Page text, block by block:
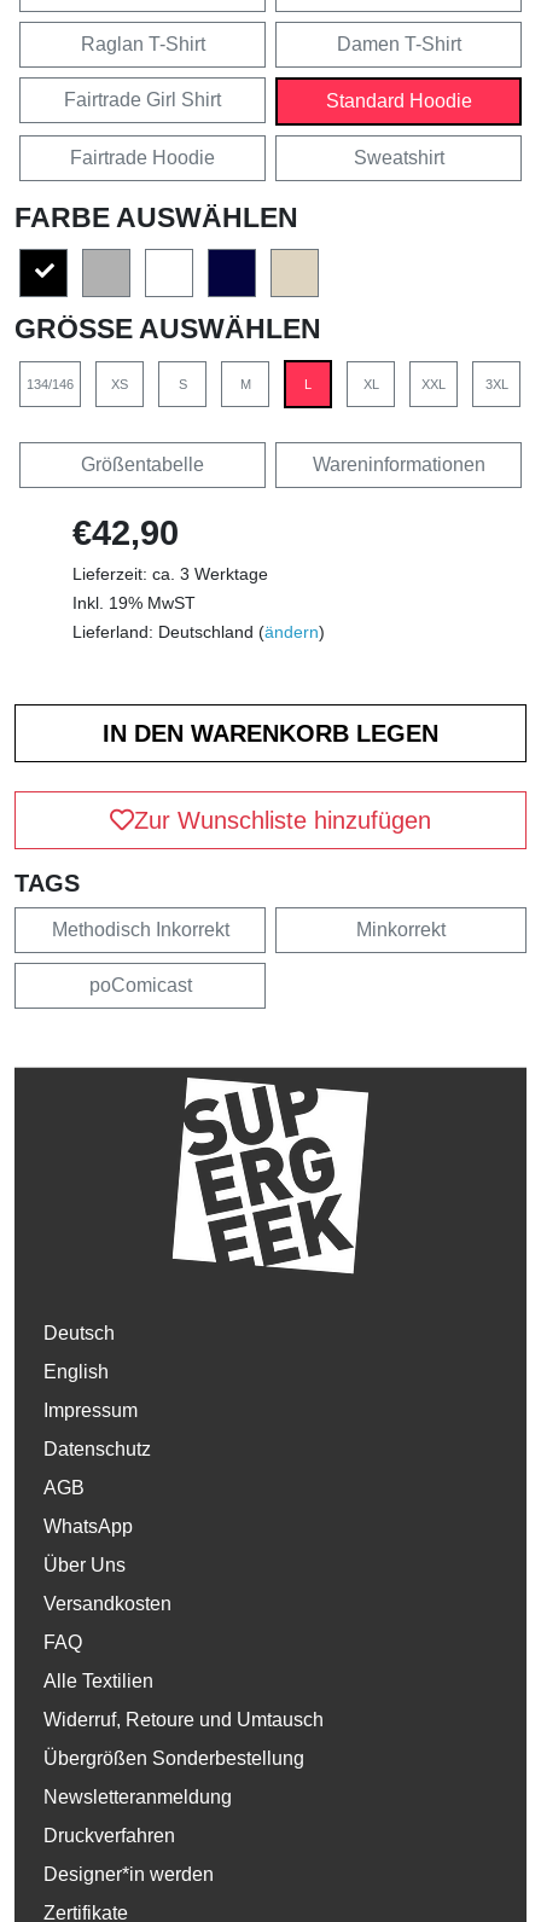
Raglan T-Shirt Damen T-Shirt
Fairtrade Girl Shirt Standard Hoodie
Fairtrade Hoodie Sweatshirt
FARBE AUSWÄHLEN
GRÖSSE AUSWÄHLEN
134/146 XS S M L XL XXL 3XL
Größentabelle Wareninformationen
€42,90
Lieferzeit: ca. 3 Werktage
Inkl. 19% MwST
Lieferland: Deutschland (ändern)
Zur Wunschliste hinzufügen
TAGS
Methodisch Inkorrekt Minkorrekt
poComicast
Deutsch
English
Impressum
Datenschutz
AGB
WhatsApp
Über Uns
Versandkosten
FAQ
Alle Textilien
Widerruf, Retoure und Umtausch
Übergrößen Sonderbestellung
Newsletteranmeldung
Druckverfahren
Designer*in werden
Zertifikate